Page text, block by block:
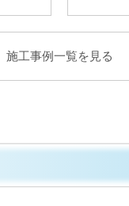
施工事例一覧を見る